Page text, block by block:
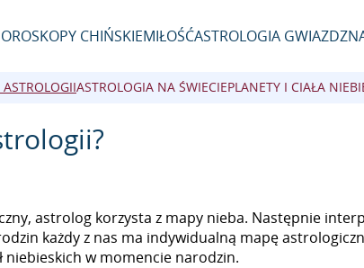
CHIŃSKIEMIŁOŚĆASTROLOGIA GWIAZD
ASTROLOGIA NA ŚWIECIEPLANETY I CIAŁA
astrolog korzysta z mapy nieba. Następnie
każdy z nas ma indywidualną mapę
niebieskich w momencie narodzin.